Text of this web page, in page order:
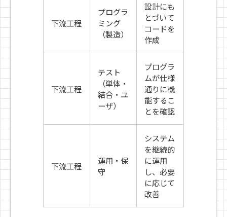
下流工程
プログラ
ミング
（製造）
設計にも
とづいて
コードを
作成
下流工程
テスト
（単体・
結合・ユ
ーザ）
プログラ
ムが仕様
通りに機
能するこ
とを確認
下流工程
運用・保
守
システム
を継続的
に運用
し、必要
に応じて
改善